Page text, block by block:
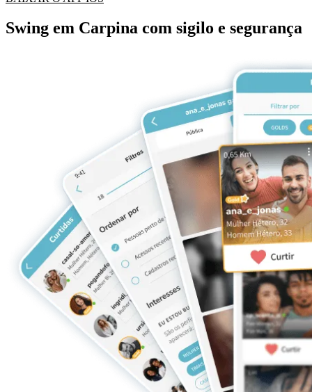
Swing em Carpina com sigilo e segurança